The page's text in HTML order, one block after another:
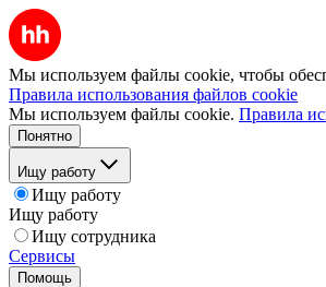
Мы используем файлы cookie, чтобы
Правила использования файлов cookie
Мы используем файлы cookie. Правила
Понятно
Ищу работу
Ищу работу
Ищу работу
Ищу сотрудника
Сервисы
Помощь